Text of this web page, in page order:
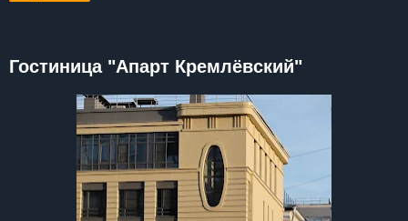
Гостиница "Апарт Кремлëвский"